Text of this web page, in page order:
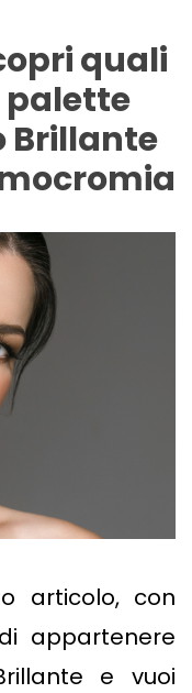
quali
palette
Brillante
articolo, con
appartenere
e vuoi